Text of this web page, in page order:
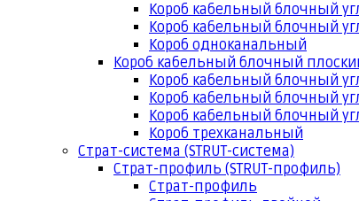
Короб кабельный блочный
Короб кабельный блочный
Короб одноканальный
Короб кабельный блочный
Короб кабельный блочный
Короб кабельный блочный
Короб кабельный блочный
Короб трехканальный
Страт-система (STRUT-система)
Страт-профиль (STRUT-профиль)
Страт-профиль